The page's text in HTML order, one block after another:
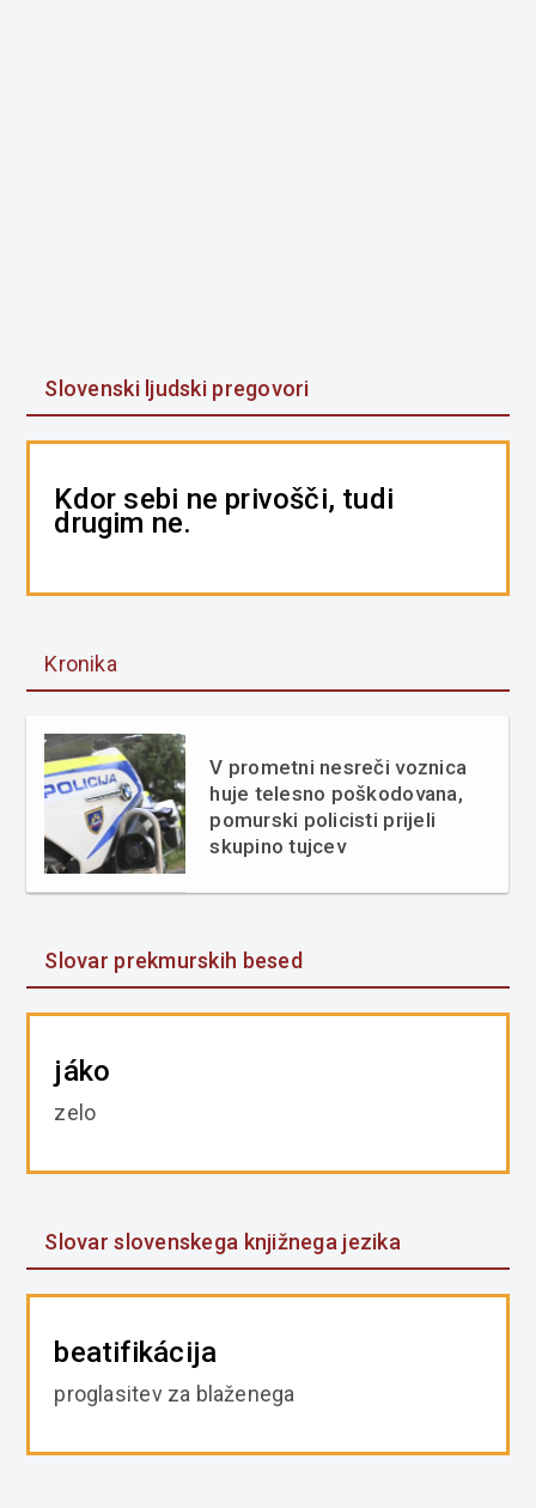
Slovenski ljudski pregovori
Kdor sebi ne privošči, tudi
drugim ne.
Kronika
V prometni nesreči voznica
huje telesno poškodovana,
pomurski policisti prijeli
skupino tujcev
Slovar prekmurskih besed
jáko
zelo
Slovar slovenskega knjižnega jezika
beatifikácija
proglasitev za blaženega